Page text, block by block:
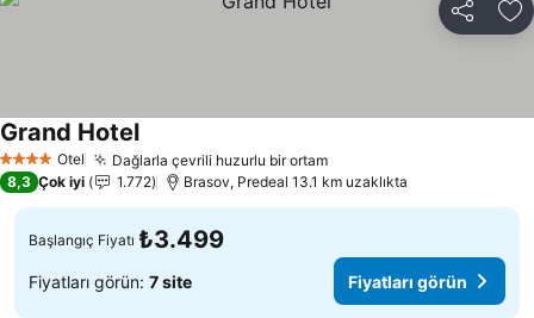
Paylaş
4 Yıldız Otel Dağlarla çevrili huzurlu bir ortamFiyatları görün
Grand HotelFiyatları görün
8,3 Çok iyi 1.772 Brasov, Predeal 13.1 km uzaklıkta
Başlangıç Fiyatı ₺3.499
Fiyatları görün: 7 site Fiyatları görün